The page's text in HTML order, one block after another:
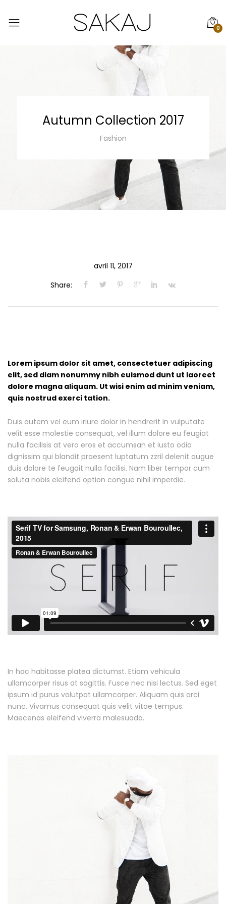
0
Autumn Collection 2017
Fashion
avril 11, 2017
Share:
Lorem ipsum dolor sit amet, consectetuer adipiscing
elit, sed diam nonummy nibh euismod dunt ut laoreet
dolore magna aliquam. Ut wisi enim ad minim veniam,
quis nostrud exerci tation.
Duis autem vel eum iriure dolor in hendrerit in vulputate
velit esse molestie consequat, vel illum dolore eu feugiat
nulla facilisis at vero eros et accumsan et iusto odio
dignissim qui blandit praesent luptatum zzril delenit augue
duis dolore te feugait nulla facilisi. Nam liber tempor cum
soluta nobis eleifend option congue nihil imperdie.
In hac habitasse platea dictumst. Etiam vehicula
ullamcorper risus at sagittis. Fusce nec nisi lectus. Sed eget
ipsum id purus volutpat ullamcorper. Aliquam quis orci
nunc. Vivamus consequat quis velit vitae tempus.
Maecenas eleifend viverra malesuada.